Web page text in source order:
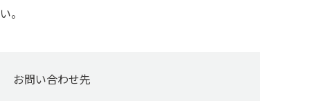
い。
お問い合わせ先